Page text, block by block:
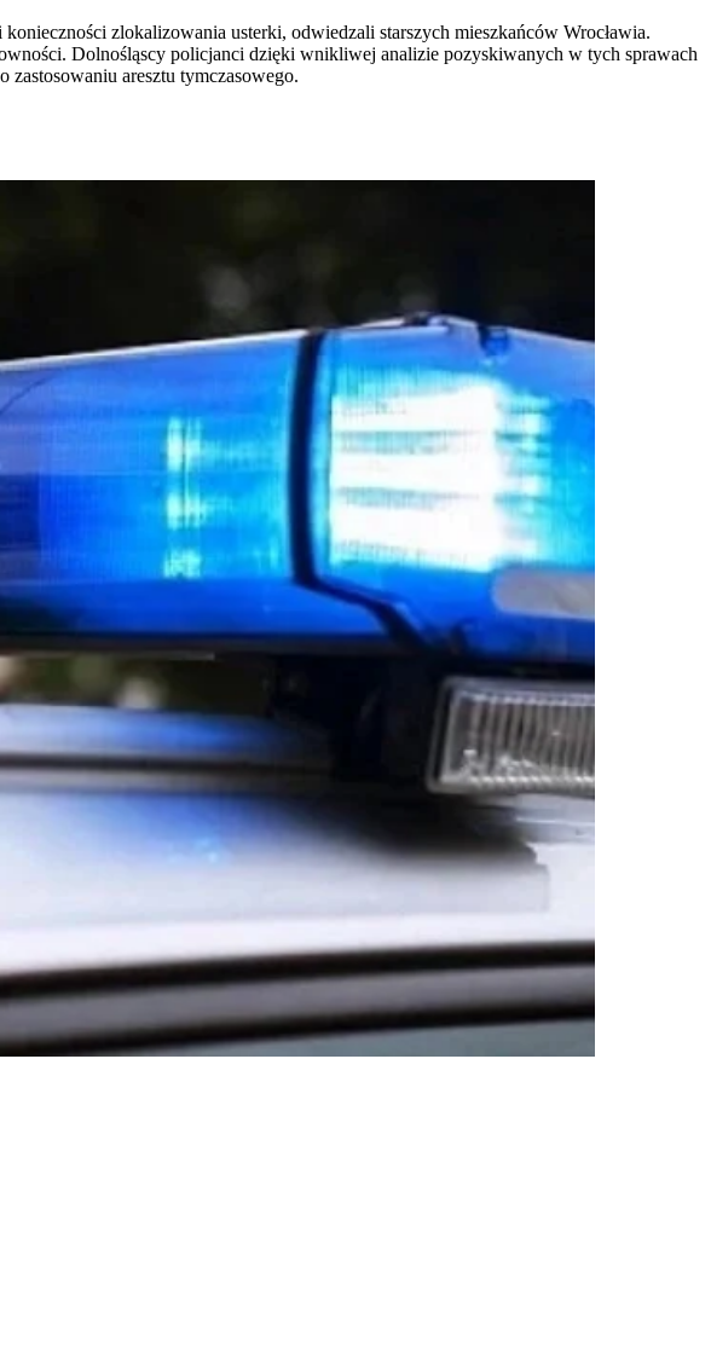
zlokalizowania usterki, odwiedzali starszych mieszkańców Wrocławia.
Dolnośląscy policjanci dzięki wnikliwej analizie pozyskiwanych w tych sprawach
aresztu tymczasowego.